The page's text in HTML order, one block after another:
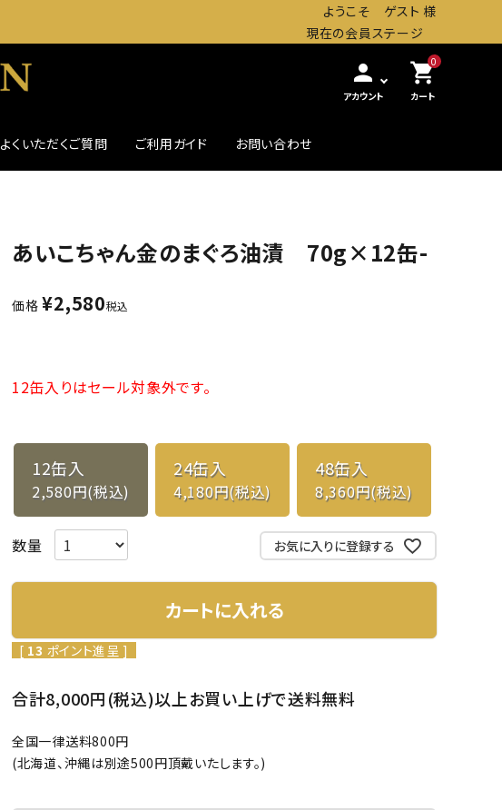
ようこそ ゲスト 様
現在の会員ステージ
person
アカウント
0
shopping_cart
カート
よくいただくご質問 ご利用ガイド お問い合わせ
あいこちゃん金のまぐろ油漬 70g×12缶-
価格 ¥2,580税込
12缶入りはセール対象外です。
12缶入
2,580円(税込)
24缶入
4,180円(税込)
48缶入
8,360円(税込)
お気に入りに登録する
カートに入れる
[ 13 ポイント進呈 ]
合計8,000円(税込)以上お買い上げで送料無料
全国一律送料800円
(北海道、沖縄は別途500円頂戴いたします。)